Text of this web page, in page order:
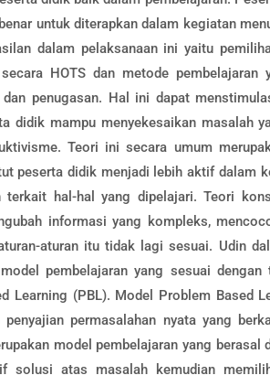
untuk diterapkan dalam kegiatan
dalam pelaksanaan ini yaitu
HOTS dan metode
dan penugasan. Hal ini dapat
didik mampu menyekesaikan masalah
Teori ini secara umum
peserta didik menjadi lebih aktif dalam
terkait hal-hal yang dipelajari. Teori
informasi yang kompleks,
aturan itu tidak lagi sesuai. Udin
pembelajaran yang sesuai
Learning (PBL). Model Problem Based
permasalahan nyata yang
model pembelajaran yang
solusi atas masalah kemudian